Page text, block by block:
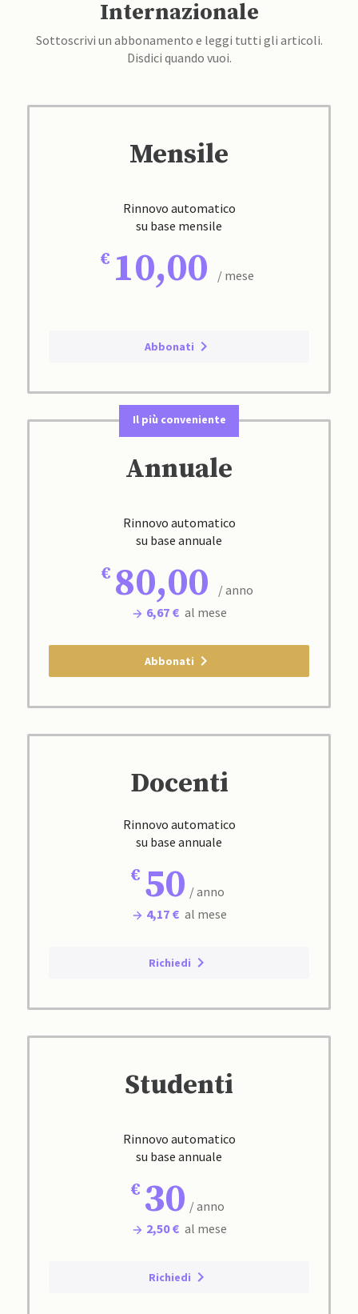
Internazionale
Sottoscrivi un abbonamento e leggi tutti gli articoli.
Disdici quando vuoi.
Mensile
Rinnovo automatico
su base mensile
10,00 / mese
Abbonati
Il più conveniente
Annuale
Rinnovo automatico
su base annuale
80,00
/ anno
6,67 € al mese
Abbonati
Docenti
Rinnovo automatico
su base annuale
50 / anno
4,17 € al mese
Richiedi
Studenti
Rinnovo automatico
su base annuale
30 / anno
2,50 € al mese
Richiedi